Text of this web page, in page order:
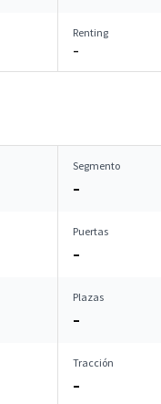
Renting
–
Segmento
–
Puertas
–
Plazas
–
Tracción
–